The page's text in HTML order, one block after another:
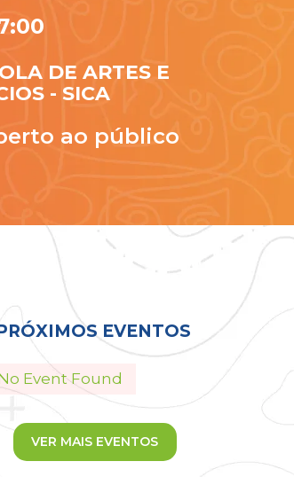
DE ARTES E
- SICA
ao público
EVENTOS
Event Found
VER MAIS EVENTOS